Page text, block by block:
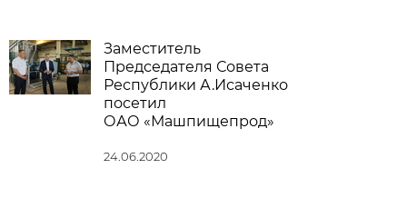
Заместитель
Председателя Совета
Республики А.Исаченко
посетил
ОАО «Машпищепрод»
24.06.2020